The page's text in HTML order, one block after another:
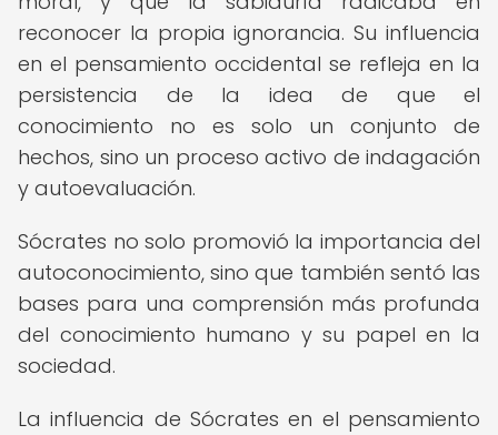
reconocer la propia ignorancia. Su influencia
en el pensamiento occidental se refleja en la
persistencia de la idea de que el
conocimiento no es solo un conjunto de
hechos, sino un proceso activo de indagación
y autoevaluación.
Sócrates no solo promovió la importancia del
autoconocimiento, sino que también sentó las
bases para una comprensión más profunda
del conocimiento humano y su papel en la
sociedad.
La influencia de Sócrates en el pensamiento